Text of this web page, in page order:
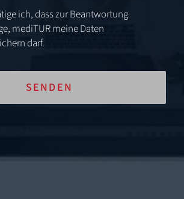
ich, dass zur Beantwortung
mediTUR meine Daten
darf.
SENDEN